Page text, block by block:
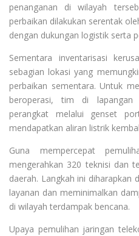
penanganan di wilayah
perbaikan dilakukan serentak
dengan dukungan logistik serta
Sementara inventarisasi
sebagian lokasi yang
perbaikan sementara. Untuk
beroperasi, tim di lapangan
perangkat melalui genset
mendapatkan aliran listrik
Guna mempercepat
mengerahkan 320 teknisi dan
daerah. Langkah ini diharapkan
layanan dan meminimalkan
di wilayah terdampak bencana.
Upaya pemulihan jaringan